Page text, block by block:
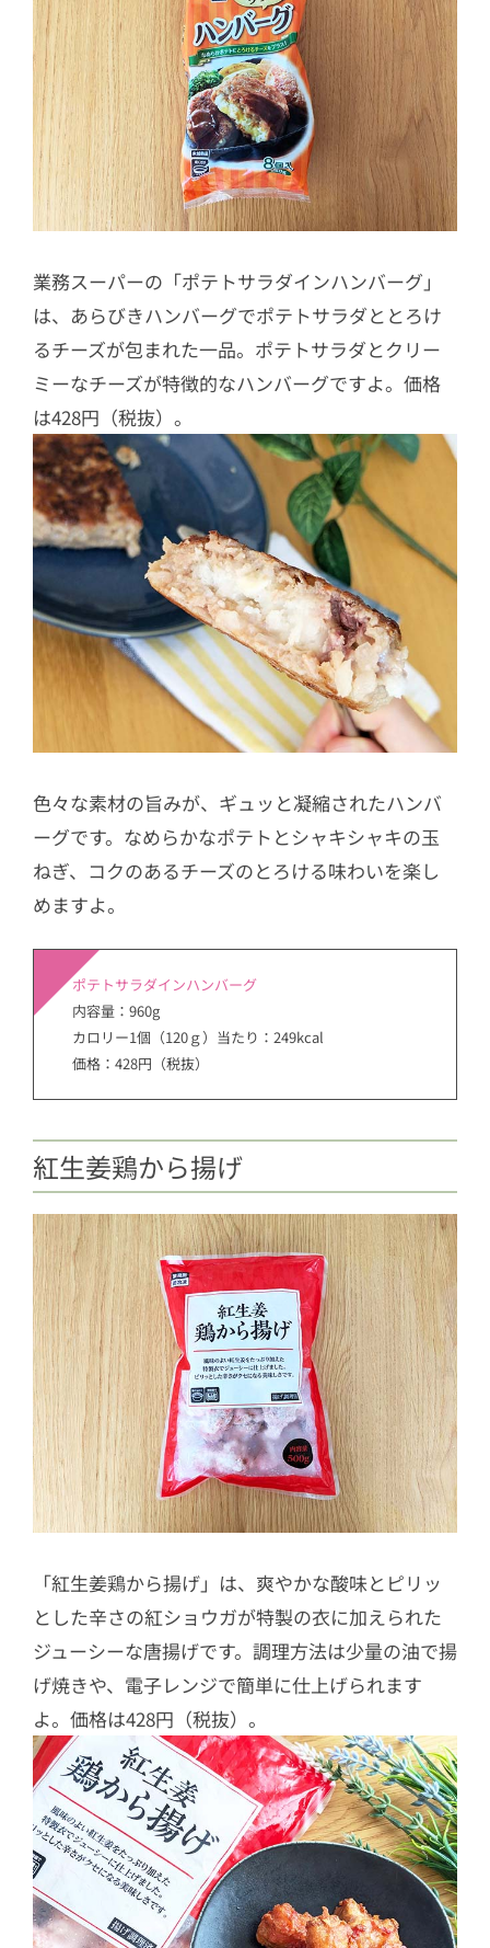
業務スーパーの「ポテトサラダインハンバーグ」
は、あらびきハンバーグでポテトサラダととろけ
るチーズが包まれた一品。ポテトサラダとクリー
ミーなチーズが特徴的なハンバーグですよ。価格
は428円（税抜）。
色々な素材の旨みが、ギュッと凝縮されたハンバ
ーグです。なめらかなポテトとシャキシャキの玉
ねぎ、コクのあるチーズのとろける味わいを楽し
めますよ。
ポテトサラダインハンバーグ
内容量：960g
カロリー1個（120ｇ）当たり：249kcal
価格：428円（税抜）
紅生姜鶏から揚げ
「紅生姜鶏から揚げ」は、爽やかな酸味とピリッ
とした辛さの紅ショウガが特製の衣に加えられた
ジューシーな唐揚げです。調理方法は少量の油で揚
げ焼きや、電子レンジで簡単に仕上げられます
よ。価格は428円（税抜）。